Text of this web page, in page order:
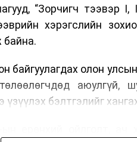
“Зорчигч тээвэр
хэрэгслийн
байна.
байгуулагдах олон
аюулгүй,
үзүүлэх бэлтгэлийг